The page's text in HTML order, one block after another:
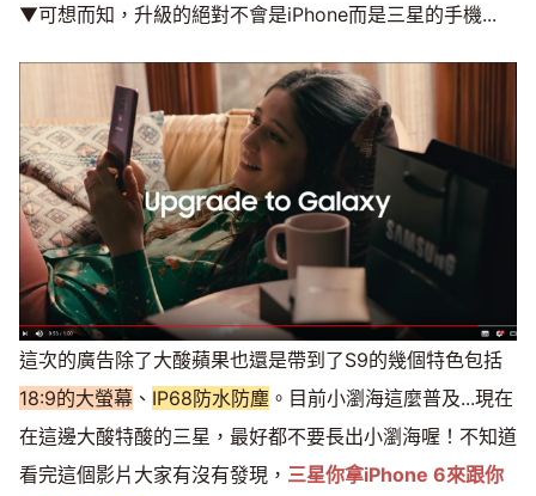
▼可想而知，升級的絕對不會是iPhone而是三星的手機...
這次的廣告除了大酸蘋果也還是帶到了S9的幾個特色包括
18:9的大螢幕 、 IP68防水防塵 。目前小瀏海這麼普及...現在
在這邊大酸特酸的三星，最好都不要長出小瀏海喔！不知道
看完這個影片大家有沒有發現， 三星你拿iPhone 6來跟你